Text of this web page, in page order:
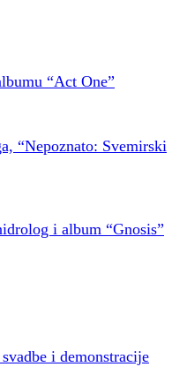
“Act One”
“Nepoznato: Svemirski
i album “Gnosis”
i demonstracije